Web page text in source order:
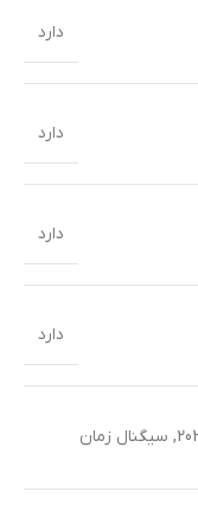
دارد
دارد
دارد
دارد
, سیگنال زمان